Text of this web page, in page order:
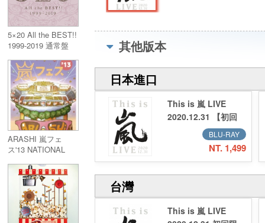
5×20 All the BEST!!
1999-2019 通常盤
ARASHI 嵐フェ
ス'13 NATIONAL
其他版本
日本進口
This is 嵐 LIVE
2020.12.31 【初回
限定盤】（2Blu-
BLU-RAY
NT. 1,499
台灣
This is 嵐 LIVE